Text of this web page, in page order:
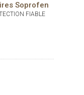
Soprofen
FIABLE